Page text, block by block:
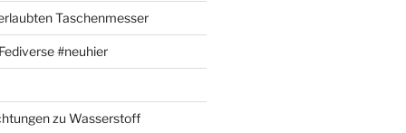
Taschenmesser
#neuhier
zu Wasserstoff